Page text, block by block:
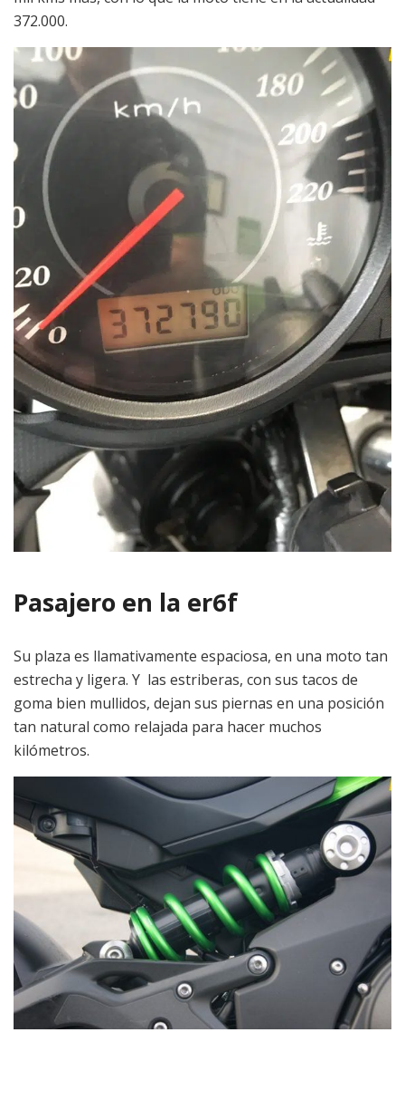
372.000.
Pasajero en la er6f
Su plaza es llamativamente espaciosa, en una moto tan
estrecha y ligera. Y las estriberas, con sus tacos de
goma bien mullidos, dejan sus piernas en una posición
tan natural como relajada para hacer muchos
kilómetros.